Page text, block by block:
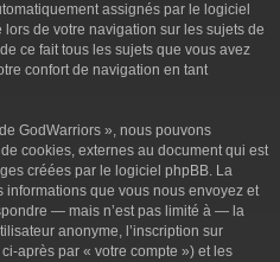
assignés par le logiciel
de votre navigation sur les sujets de
ce fait tous les sujets que vous avez
confort de navigation en tant
GodWarriors », nous pouvons
cookies, externes au document qui est
créées par le logiciel phpBB. La
que vous nous envoyez et
— mais n’est pas limité à — la
anonyme, l’inscription sur
après par « votre compte ») et les